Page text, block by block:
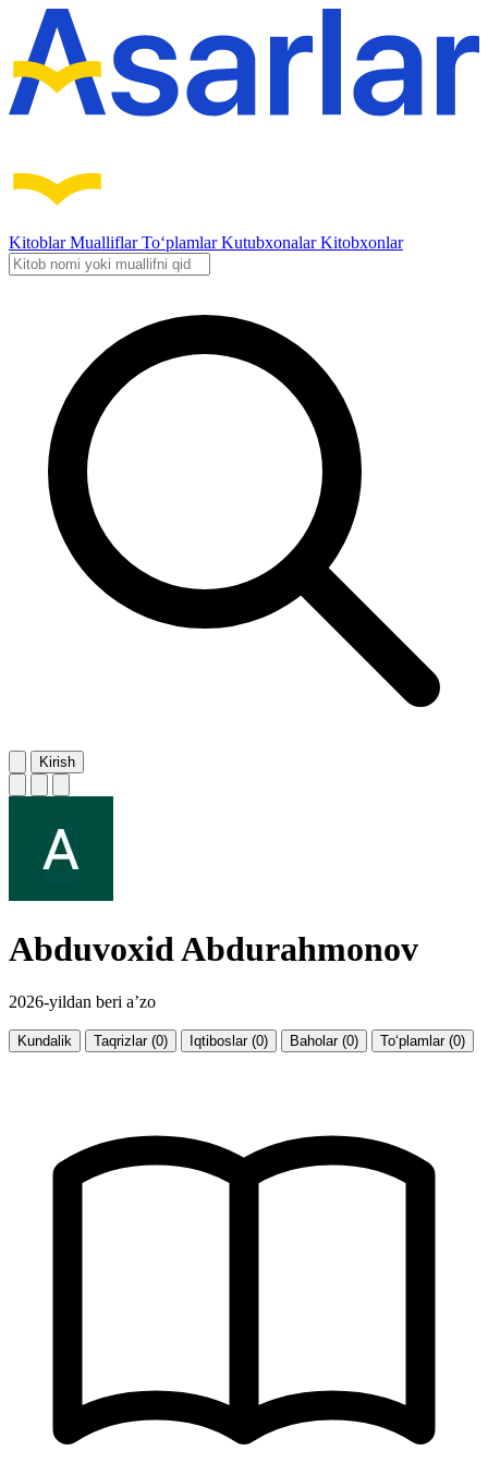
KitoblarMualliflarTo‘plamlarKutubxonalarKitobxonlar
Kirish
Abduvoxid Abdurahmonov
2026-yildan beri a’zo
Kundalik Taqrizlar (0) Iqtiboslar (0) Baholar (0) To‘plamlar (0)